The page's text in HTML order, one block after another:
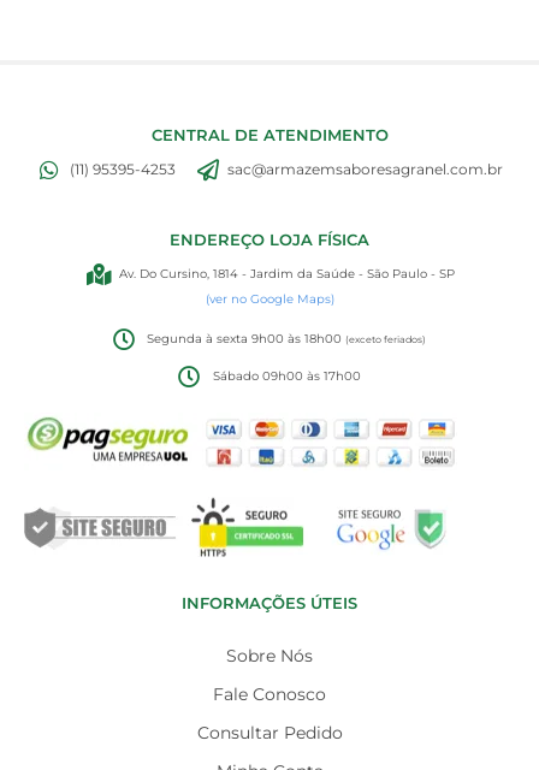
CENTRAL DE ATENDIMENTO
(11) 95395-4253 sac@armazemsaboresagranel.com.br
ENDEREÇO LOJA FÍSICA
Av. Do Cursino, 1814 - Jardim da Saúde - São Paulo - SP
(ver no Google Maps)
Segunda à sexta 9h00 às 18h00(exceto feriados)
Sábado 09h00 às 17h00
INFORMAÇÕES ÚTEIS
Sobre Nós
Fale Conosco
Consultar Pedido